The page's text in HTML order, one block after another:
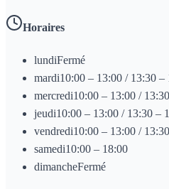
Horaires
lundiFermé
mardi10:00 – 13:00 / 13:30 –
mercredi10:00 – 13:00 /
jeudi10:00 – 13:00 / 13:30 –
vendredi10:00 – 13:00 /
samedi10:00 – 18:00
dimancheFermé